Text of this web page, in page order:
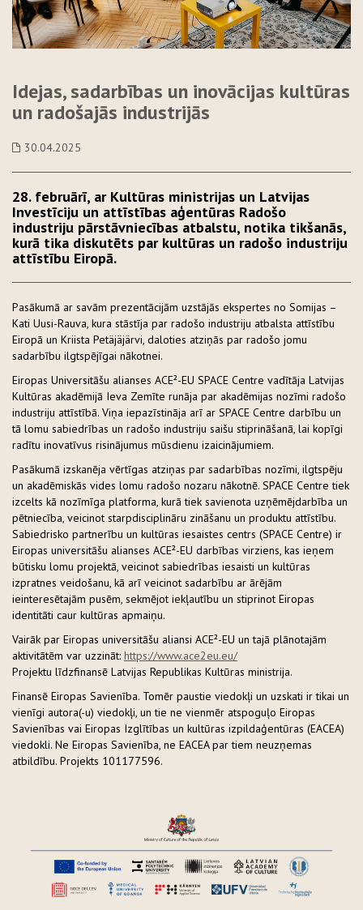
Idejas, sadarbības un inovācijas kultūras
un radošajās industrijās
30.04.2025
28. februārī, ar Kultūras ministrijas un Latvijas
Investīciju un attīstības aģentūras Radošo
industriju pārstāvniecības atbalstu, notika tikšanās,
kurā tika diskutēts par kultūras un radošo industriju
attīstību Eiropā.
Pasākumā ar savām prezentācijām uzstājās ekspertes no Somijas –
Kati Uusi-Rauva, kura stāstīja par radošo industriju atbalsta attīstību
Eiropā un Kriista Petäjäjärvi, daloties atziņās par radošo jomu
sadarbību ilgtspējīgai nākotnei.
Eiropas Universitāšu alianses ACE²-EU SPACE Centre vadītāja Latvijas
Kultūras akadēmijā Ieva Zemīte runāja par akadēmijas nozīmi radošo
industriju attīstībā. Viņa iepazīstināja arī ar SPACE Centre darbību un
tā lomu sabiedrības un radošo industriju saišu stiprināšanā, lai kopīgi
radītu inovatīvus risinājumus mūsdienu izaicinājumiem.
Pasākumā izskanēja vērtīgas atziņas par sadarbības nozīmi, ilgtspēju
un akadēmiskās vides lomu radošo nozaru nākotnē. SPACE Centre tiek
izcelts kā nozīmīga platforma, kurā tiek savienota uzņēmējdarbība un
pētniecība, veicinot starpdisciplināru zināšanu un produktu attīstību.
Sabiedrisko partnerību un kultūras iesaistes centrs (SPACE Centre) ir
Eiropas universitāšu alianses ACE²-EU darbības virziens, kas ieņem
būtisku lomu projektā, veicinot sabiedrības iesaisti un kultūras
izpratnes veidošanu, kā arī veicinot sadarbību ar ārējām
ieinteresētajām pusēm, sekmējot iekļautību un stiprinot Eiropas
identitāti caur kultūras apmaiņu.
Vairāk par Eiropas universitāšu aliansi ACE²-EU un tajā plānotajām
aktivitātēm var uzzināt: https://www.ace2eu.eu/
Projektu līdzfinansē Latvijas Republikas Kultūras ministrija.
Finansē Eiropas Savienība. Tomēr paustie viedokļi un uzskati ir tikai un
vienīgi autora(-u) viedokļi, un tie ne vienmēr atspoguļo Eiropas
Savienības vai Eiropas Izglītības un kultūras izpildaģentūras (EACEA)
viedokli. Ne Eiropas Savienība, ne EACEA par tiem neuzņemas
atbildību. Projekts 101177596.